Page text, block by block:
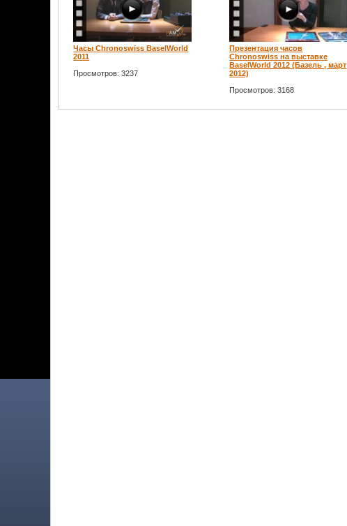
Часы Chronoswiss BaselWorld
2011
Просмотров: 3237
Презентация часов
Chronoswiss на выставке
BaselWorld 2012 (Базель , март
2012)
Просмотров: 3168